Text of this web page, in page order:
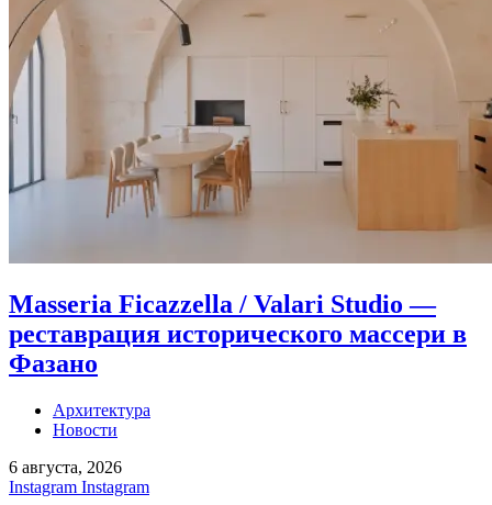
Masseria Ficazzella / Valari Studio —
реставрация исторического массери в
Фазано
Архитектура
Новости
6 августа, 2026
Instagram Instagram